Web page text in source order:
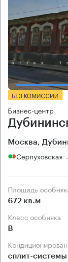
БЕЗ КОМИССИИ
Бизнес-центр
Москва,
Серпуховская
Площадь
672 кв.м
Класс особняка
B
сплит-системы